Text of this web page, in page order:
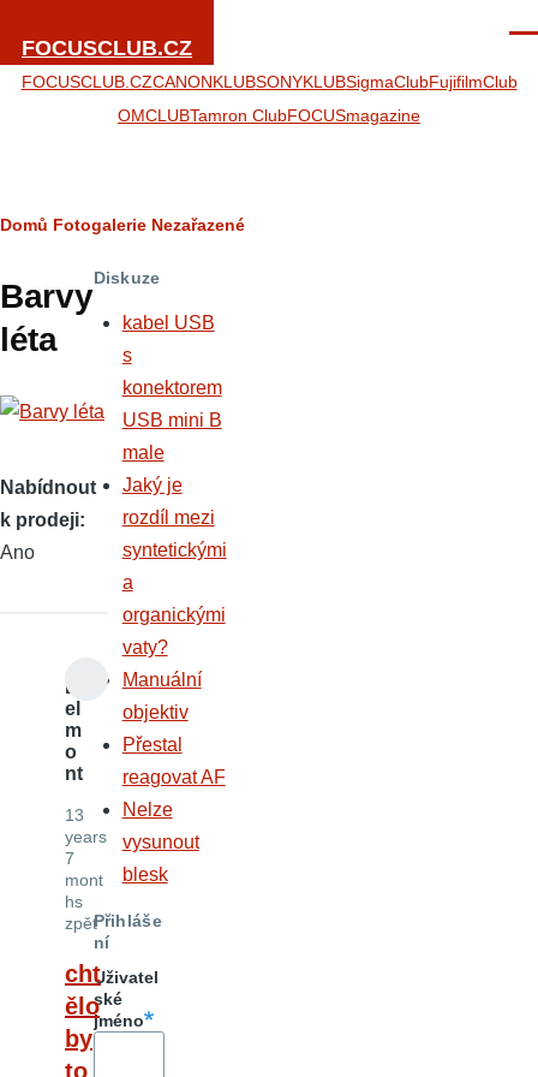
FOCUSCLUB.CZ
FOCUSCLUB.CZCANONKLUBSONYKLUBSigmaClubFujifilmClub
OMCLUBTamron ClubFOCUSmagazine
Drobečková
navigace
Domů Fotogalerie Nezařazené
Barvy
léta
Nabídnout
k prodeji
Ano
B
el
m
o
nt
13
years
7
mont
hs
zpět
cht
ělo
by
to
Diskuze
kabel USB
s
konektorem
USB mini B
male
Jaký je
rozdíl mezi
syntetickými
a
organickými
vaty?
Manuální
objektiv
Přestal
reagovat AF
Nelze
vysunout
blesk
Přihláše
ní
Uživatel
ské
jméno